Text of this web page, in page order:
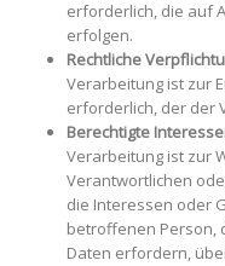
erforderlich, die auf
erfolgen.
Rechtliche
Verarbeitung ist zur
erforderlich, der der
Berechtigte
Verarbeitung ist zur
Verantwortlichen
die Interessen oder
betroffenen Person,
Daten erfordern,